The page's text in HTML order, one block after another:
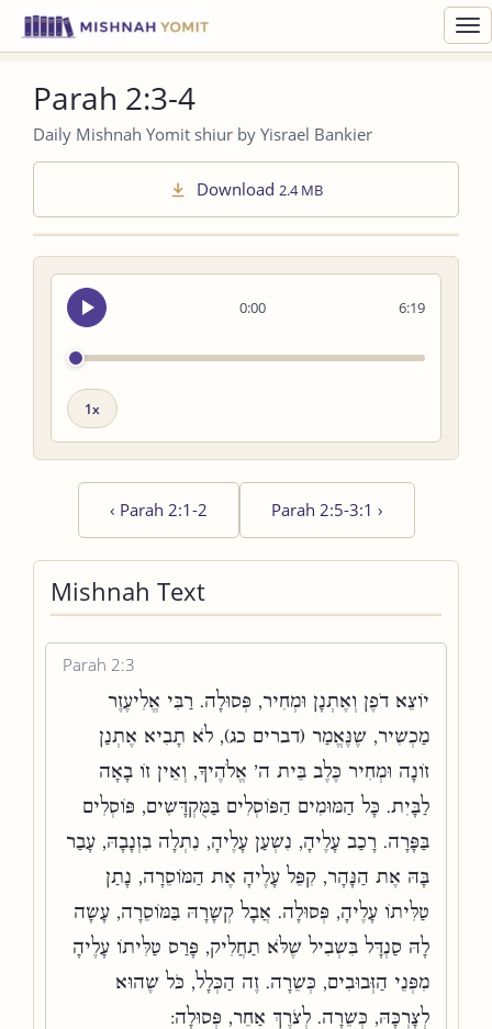
Parah 2:3-4
Daily Mishnah Yomit shiur by Yisrael Bankier
Download 2.4 MB
0:00
Seek
audio
6:19
Playback
‹ Parah 2:1-2 Parah 2:5-3:1 ›
Mishnah Text
Parah 2:3
יוֹצֵא דֹפֶן וְאֶתְנָן וּמְחִיר, פְּסוּלָה. רַבִּי אֱלִיעֶזֶר
מַכְשִׁיר, שֶׁנֶּאֱמַר (דברים כג), לֹא תָבִיא אֶתְנַן
זוֹנָה וּמְחִיר כֶּלֶב בֵּית ה' אֱלֹהֶיךָ, וְאֵין זוֹ בָאָה
לַבָּיִת. כָּל הַמּוּמִים הַפּוֹסְלִים בַּמֻּקְדָּשִׁים, פּוֹסְלִים
בַּפָּרָה. רָכַב עָלֶיהָ, נִשְׁעַן עָלֶיהָ, נִתְלָה בִזְנָבָהּ, עָבַר
בָּהּ אֶת הַנָּהָר, קִפֵּל עָלֶיהָ אֶת הַמּוֹסֵרָה, נָתַן
טַלִּיתוֹ עָלֶיהָ, פְּסוּלָה. אֲבָל קְשָׁרָהּ בַּמּוֹסֵרָה, עָשָׂה
לָהּ סַנְדָּל בִּשְׁבִיל שֶׁלֹּא תַחֲלִיק, פָּרַס טַלִּיתוֹ עָלֶיהָ
מִפְּנֵי הַזְּבוּבִים, כְּשֵׁרָה. זֶה הַכְּלָל, כֹּל שֶׁהוּא
לְצָרְכָּהּ, כְּשֵׁרָה. לְצֹרֶךְ אַחֵר, פְּסוּלָה: